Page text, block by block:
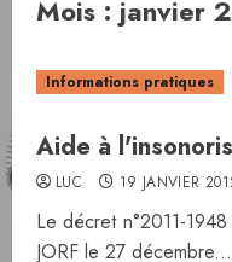
Mois : janvier
Informations pratiques
Aide à
LUC 19 JANVIER
Le décret n°2011-
JORF le 27 décembre...